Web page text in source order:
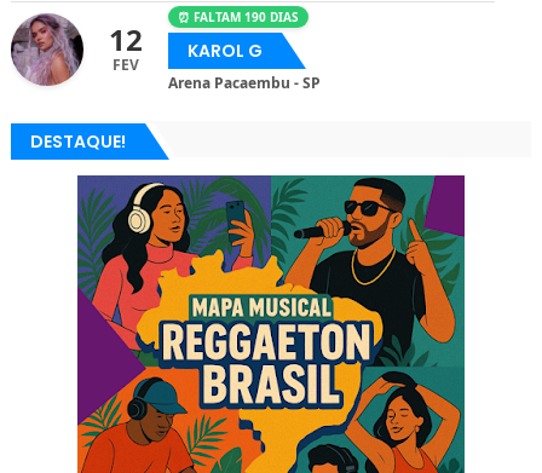
12
FEV
⏰ FALTAM 190 DIAS
KAROL G
Arena Pacaembu - SP
DESTAQUE!